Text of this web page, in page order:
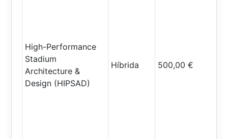
High-Performance
Stadium
Architecture &
Design (HIPSAD)
Híbrida 500,00 €